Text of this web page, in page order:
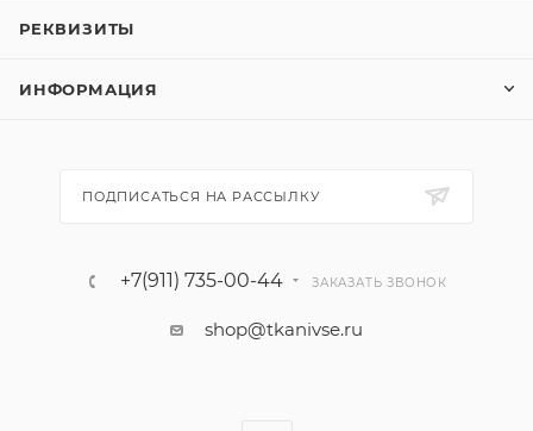
РЕКВИЗИТЫ
ИНФОРМАЦИЯ
ПОДПИСАТЬСЯ НА РАССЫЛКУ
+7(911) 735-00-44 ЗАКАЗАТЬ ЗВОНОК
shop@tkanivse.ru